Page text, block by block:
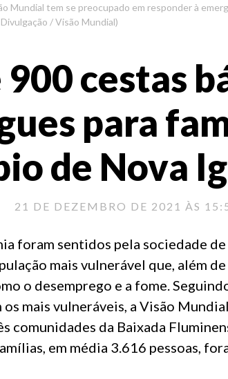
Mundial tem se preocupado em responder à
/ Visão Mundial)
cestas
para
de Nova
21 DE DEZEMBRO DE 2021 ÀS
foram sentidos pela sociedade de
mais vulnerável que, além
o desemprego e a fome.
mais vulneráveis, a Visão
comunidades da Baixada
em média 3.616 pessoas,